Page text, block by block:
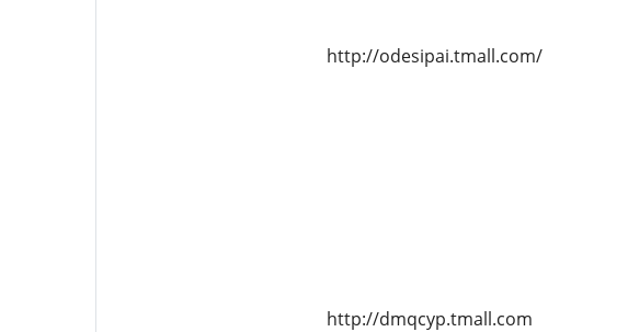
http://odesipai.tmall.com/
http://dmqcyp.tmall.com